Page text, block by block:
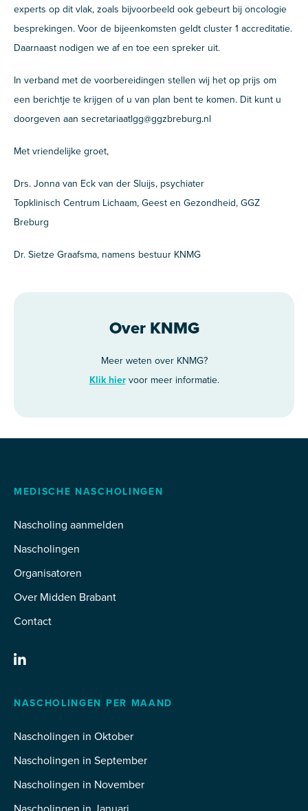
experts op dit vlak, zoals bijvoorbeeld ook gebeurt bij oncologie
besprekingen. Voor de bijeenkomsten geldt cluster 1 accreditatie.
Daarnaast nodigen we af en toe een spreker uit.
In verband met de voorbereidingen stellen wij het op prijs om
een berichtje te krijgen of u van plan bent te komen. Dit kunt u
doorgeven aan secretariaatlgg@ggzbreburg.nl
Met vriendelijke groet,
Drs. Jonna van Eck van der Sluijs, psychiater
Topklinisch Centrum Lichaam, Geest en Gezondheid, GGZ
Breburg
Dr. Sietze Graafsma, namens bestuur KNMG
Over KNMG
Meer weten over KNMG?
Klik hiervoor meer informatie.
MEDISCHE NASCHOLINGEN
Nascholing aanmelden
Nascholingen
Organisatoren
Over Midden Brabant
Contact
NASCHOLINGEN PER MAAND
Nascholingen in Oktober
Nascholingen in September
Nascholingen in November